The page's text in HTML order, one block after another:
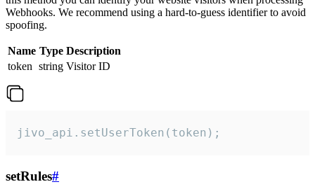
Webhooks. We recommend using a hard-to-guess identifier to avoid
spoofing.
Name Type Description
token string Visitor ID
jivo_api.setUserToken(token);
setRules#